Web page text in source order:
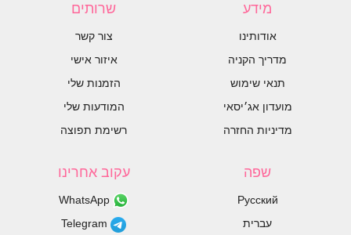
מידע
אודותינו
מדריך הקניה
תנאי שימוש
מועדון אג׳יסאי
מדיניות החזרה
שרותים
צור קשר
איזור אישי
הזמנות שלי
המודעות שלי
רשימת תפוצה
שפה
Русский
עברית
עקוב אחרינו